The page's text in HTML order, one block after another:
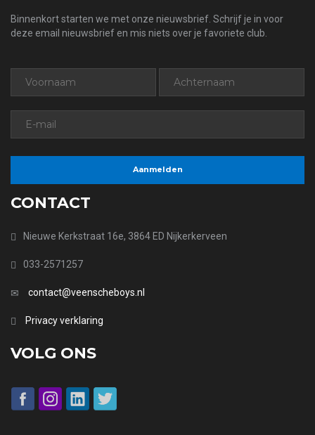
Binnenkort starten we met onze nieuwsbrief. Schrijf je in voor
deze email nieuwsbrief en mis niets over je favoriete club.
CONTACT
Nieuwe Kerkstraat 16e, 3864 ED Nijkerkerveen
033-2571257
contact@veenscheboys.nl
Privacy verklaring
VOLG ONS